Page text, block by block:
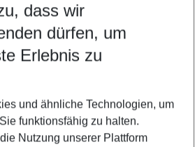
5-8 Nächte
Keine Kinder
Filter anzeigen
dass wir
dürfen, um
Erlebnis zu
und ähnliche Technologien, um
funktionsfähig zu halten.
Nutzung unserer Plattform